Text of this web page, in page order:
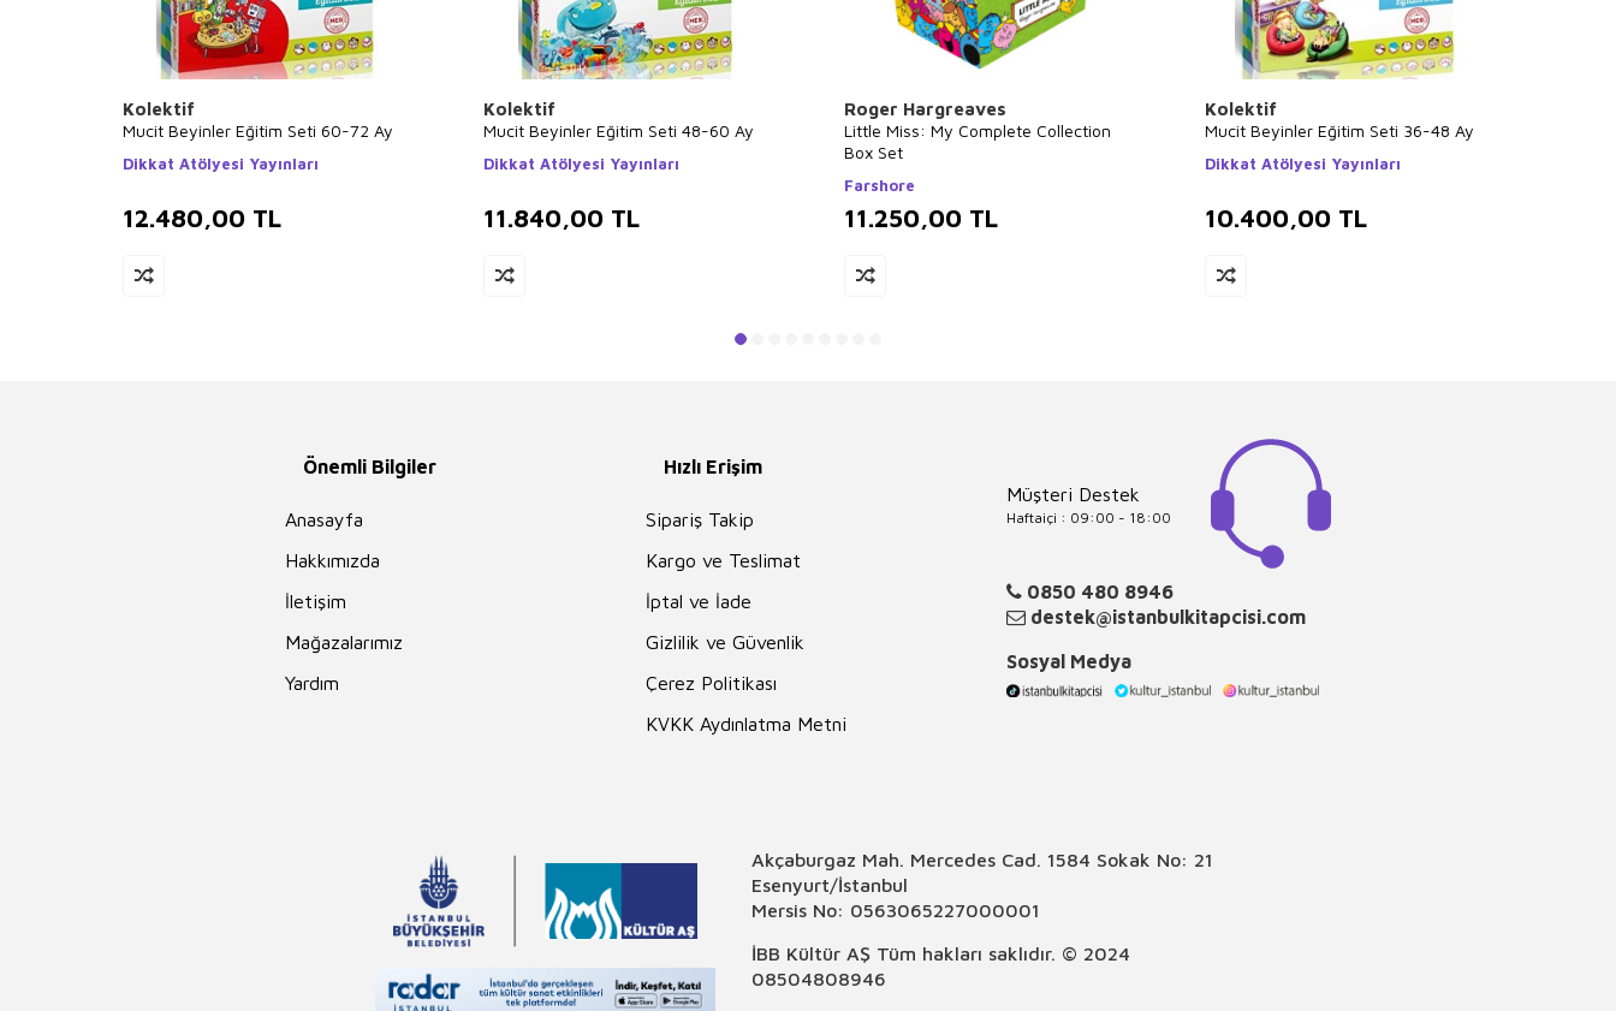
Kolektif
Mucit Beyinler Eğitim Seti 60-72 Ay
Dikkat Atölyesi Yayınları
12.480,00 TL
Kolektif
Mucit Beyinler Eğitim Seti 48-60 Ay
Dikkat Atölyesi Yayınları
11.840,00 TL
Roger Hargreaves
Little Miss: My Complete Collection
Box Set
Farshore
11.250,00 TL
Kolektif
Mucit Beyinler Eğitim Seti 36-48 Ay
Dikkat Atölyesi Yayınları
10.400,00 TL
Önemli Bilgiler
Anasayfa
Hakkımızda
İletişim
Mağazalarımız
Yardım
Hızlı Erişim
Sipariş Takip
Kargo ve Teslimat
İptal ve İade
Gizlilik ve Güvenlik
Çerez Politikası
KVKK Aydınlatma Metni
Müşteri Destek
Haftaiçi : 09:00 - 18:00
0850 480 8946
destek@istanbulkitapcisi.com
Sosyal Medya
Akçaburgaz Mah. Mercedes Cad. 1584 Sokak No: 21
Esenyurt/İstanbul
Mersis No: 0563065227000001
İBB Kültür AŞ Tüm hakları saklıdır. © 2024
08504808946